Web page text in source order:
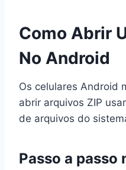
Como Abrir
No Android
Os celulares Android
abrir arquivos ZIP
de arquivos do
Passo a passo